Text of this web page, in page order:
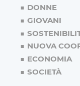
DONNE
GIOVANI
NUOVA
ECONOMIA
SOCIETÀ